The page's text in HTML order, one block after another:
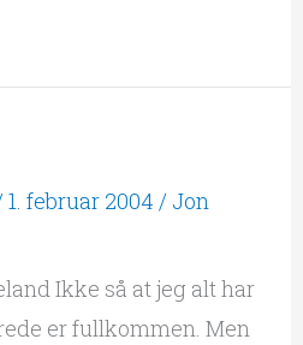
1. februar 2004 / Jon
Ikke så at jeg alt har
er fullkommen. Men